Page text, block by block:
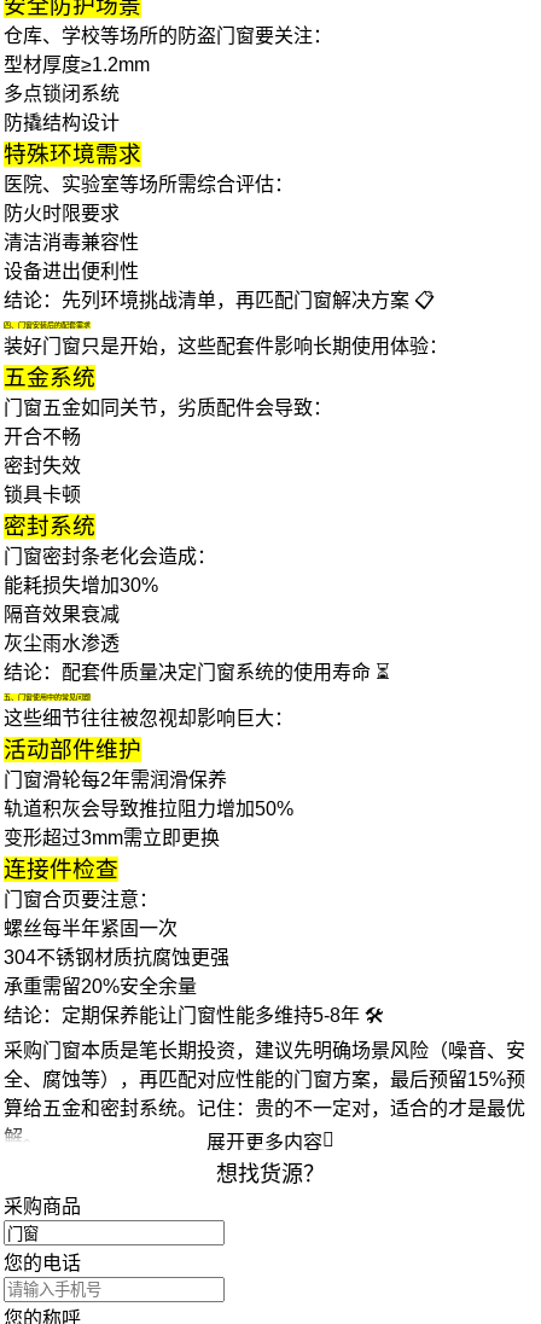
仓库、学校等场所的 防盗门窗要关注：
型材厚度≥1.2mm
多点锁闭系统
防撬结构设计
特殊环境需求
医院、实验室等场所需综合评估：
防火时限要求
清洁消毒兼容性
设备进出便利性
结论：先列环境挑战清单，再匹配门窗解决方案 📋
四、门窗安装后的配套需求
装好门窗只是开始，这些配套件影响长期使用体验：
五金系统
门窗五金如同关节，劣质配件会导致：
开合不畅
密封失效
锁具卡顿
密封系统
门窗密封条老化会造成：
能耗损失增加30%
隔音效果衰减
灰尘雨水渗透
结论：配套件质量决定门窗系统的使用寿命 ⏳
五、门窗使用中的常见问题
这些细节往往被忽视却影响巨大：
活动部件维护
门窗滑轮每2年需润滑保养
轨道积灰会导致推拉阻力增加50%
变形超过3mm需立即更换
连接件检查
门窗合页要注意：
螺丝每半年紧固一次
304不锈钢材质抗腐蚀更强
承重需留20%安全余量
结论：定期保养能让门窗性能多维持5-8年 🛠️
采购门窗本质是笔长期投资，建议先明确场景风险（噪音、安
全、腐蚀等），再匹配对应性能的门窗方案，最后预留15%预
算给五金和密封系统。记住：贵的不一定对，适合的才是最优
解。
展开更多内容
想找货源？
采购商品
您的电话
您的称呼